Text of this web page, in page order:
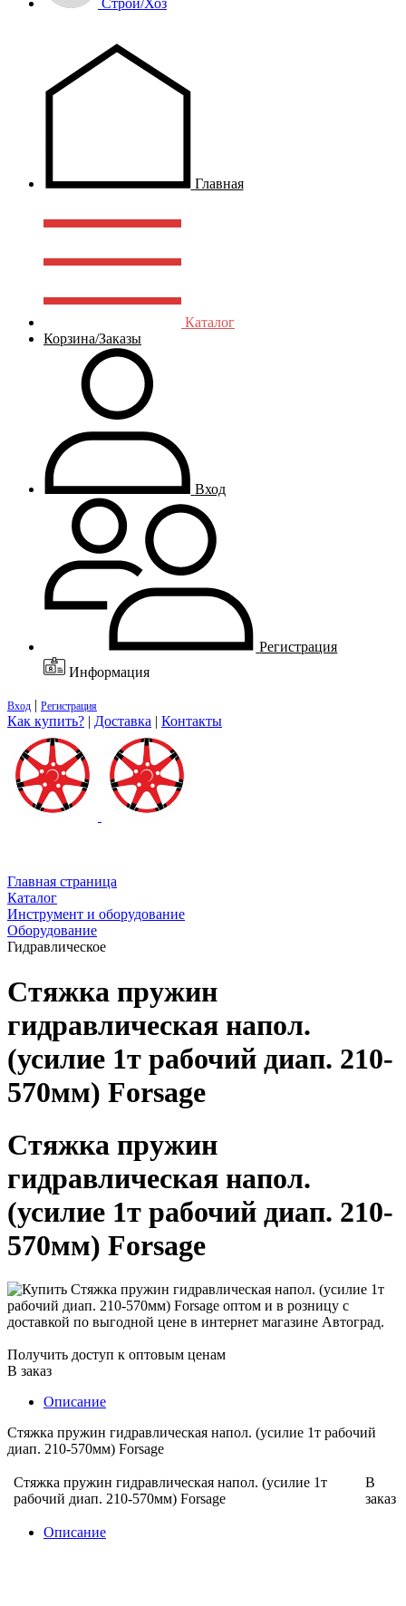
Строй/Хоз
Главная
Каталог
Корзина/Заказы
Вход
Регистрация
Информация
Вход | Регистрация
Как купить? | Доставка | Контакты
Главная страница
Каталог
Инструмент и оборудование
Оборудование
Гидравлическое
Стяжка пружин
гидравлическая напол.
(усилие 1т рабочий диап. 210-
570мм) Forsage
Стяжка пружин
гидравлическая напол.
(усилие 1т рабочий диап. 210-
570мм) Forsage
Получить доступ к оптовым ценам
В заказ
Описание
Стяжка пружин гидравлическая напол. (усилие 1т рабочий
диап. 210-570мм) Forsage
Стяжка пружин гидравлическая напол. (усилие 1т
рабочий диап. 210-570мм) Forsage
В
заказ
Описание